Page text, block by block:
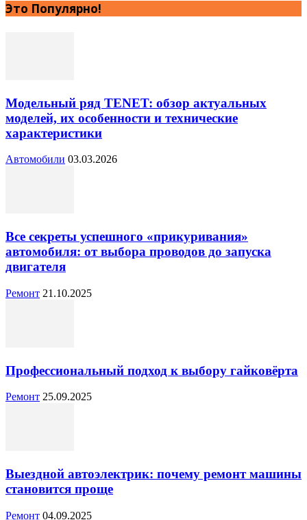
Это Популярно!
Модельный ряд TENET: обзор актуальных
моделей, их особенности и технические
характеристики
Автомобили 03.03.2026
Все секреты успешного «прикуривания»
автомобиля: от выбора проводов до запуска
двигателя
Ремонт 21.10.2025
Профессиональный подход к выбору гайковёрта
Ремонт 25.09.2025
Выездной автоэлектрик: почему ремонт машины
становится проще
Ремонт 04.09.2025